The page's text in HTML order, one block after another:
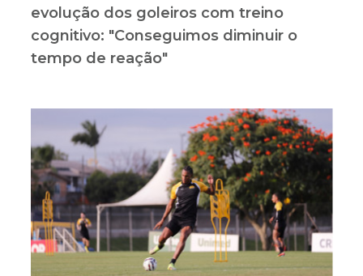
evolução dos goleiros com treino
cognitivo: "Conseguimos diminuir o
tempo de reação"